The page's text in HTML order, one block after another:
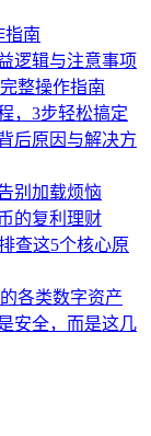
指南
逻辑与注意事项
整操作指南
，3步轻松搞定
后原因与解决方
别加载烦恼
的复利理财
查这5个核心原
各类数字资产
安全，而是这几